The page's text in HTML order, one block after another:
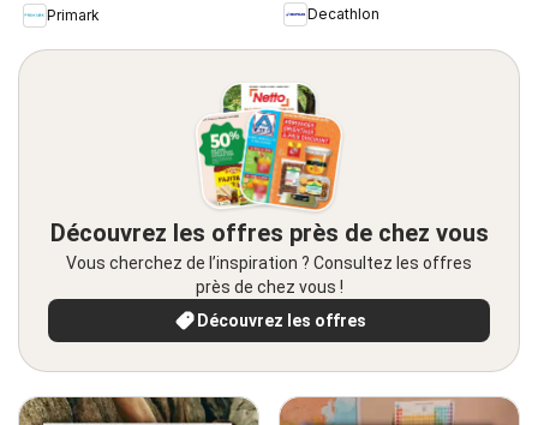
Primark
Decathlon
Découvrez les offres près de chez vous
Vous cherchez de l’inspiration ? Consultez les offres
près de chez vous !
Découvrez les offres